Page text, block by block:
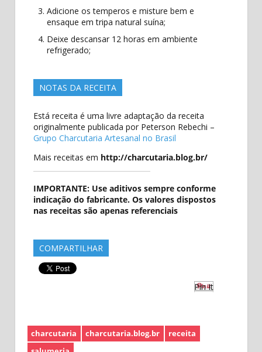
Adicione os temperos e misture bem e
ensaque em tripa natural suína;
Deixe descansar 12 horas em ambiente
refrigerado;
NOTAS DA RECEITA
Está receita é uma livre adaptação da receita
originalmente publicada por Peterson Rebechi –
Grupo Charcutaria Artesanal no Brasil
Mais receitas em http://charcutaria.blog.br/
IMPORTANTE: Use aditivos sempre conforme
indicação do fabricante. Os valores dispostos
nas receitas são apenas referenciais
COMPARTILHAR
Pin It
charcutaria charcutaria.blog.br
receita